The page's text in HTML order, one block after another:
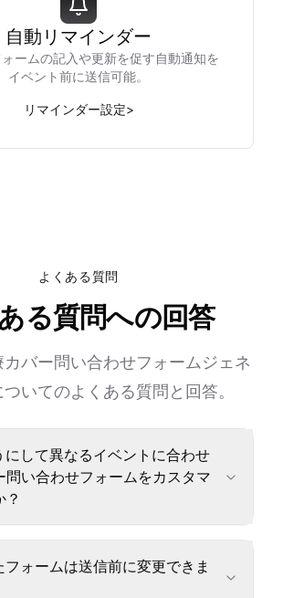
自動リマインダー
ームの記入や更新を促す自動通知を
イベント前に送信可能。
リマインダー設定>
よくある質問
る質問への回答
バー問い合わせフォームジェネ
いてのよくある質問と回答。
にして異なるイベントに合わせ
問い合わせフォームをカスタマ
？
ォームは送信前に変更できま